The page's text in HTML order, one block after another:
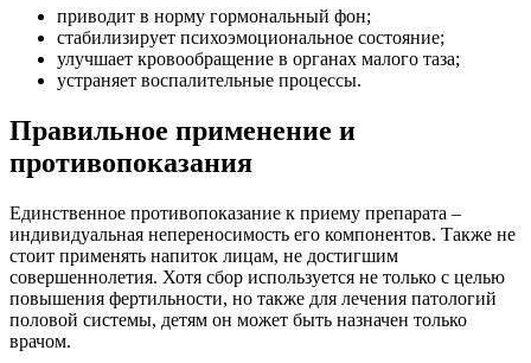
приводит в норму гормональный фон;
стабилизирует психоэмоциональное состояние;
улучшает кровообращение в органах малого таза;
устраняет воспалительные процессы.
Правильное применение и
противопоказания
Единственное противопоказание к приему препарата –
индивидуальная непереносимость его компонентов. Также не
стоит применять напиток лицам, не достигшим
совершеннолетия. Хотя сбор используется не только с целью
повышения фертильности, но также для лечения патологий
половой системы, детям он может быть назначен только
врачом.